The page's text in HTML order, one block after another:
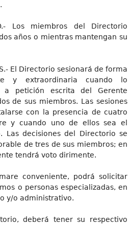
Los miembros del Directorio
años o mientras mantengan su
El Directorio sesionará de forma
y extraordinaria cuando lo
a petición escrita del Gerente
de sus miembros. Las sesiones
con la presencia de cuatro
y cuando uno de ellos sea el
Las decisiones del Directorio se
de tres de sus miembros; en
tendrá voto dirimente.
conveniente, podrá solicitar
o personas especializadas, en
y/o administrativo.
deberá tener su respectivo